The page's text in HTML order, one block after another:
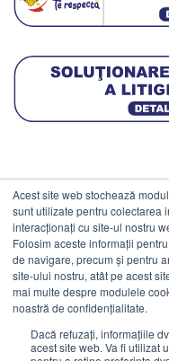
Acest site web stochează
sunt utilizate pentru colectarea
interacționați cu site-ul nostru
Folosim aceste informații
de navigare, precum și pentru
site-ului nostru, atât pe acest
mai multe despre modulele
noastră de confidențialitate.
Dacă refuzați, informațiile
acest site web. Va fi utilizat
DATE COMERCIALE
ESTICO S.R.L.
CIF: RO1094402.
Reg.Com: J08/469/